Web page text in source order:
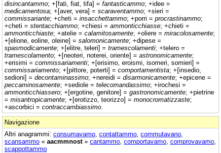
disincantammo; +[fati, fiat, tifa] = fantasticammo; +idee =
medicamentosa; +[aver, vera] = scaraventammo; +sieri =
commissariante; +cheti = insacchettammo; +porri = procrastinammo;
+cheti = stentacchiammo; +chiesi = ammonticchiasse; +chieti =
ammonticchiaste; +atelie = calamitosamente; +oliere = miracolosamente;
+[elione, eoline, oleine] = salomonicamente; +dipese =
spasmodicamente; +[elitre, teleri] = tramescolamenti; +telero =
tramescolamento; +[neoteri, noterei, oriente] = astronomicamente;
+erisimi = commissariamenti; +[erisimo, eroismi, isomeri, somieri] =
commissariamento; +[pittore, poterti] = comportamentista; +[insedio,
sedioni] = decontaminassimo; +nereidi = disarmonicamente; +epicene =
peccaminosamente; +sediole = telecomandassimo; +irochesi =
ammonticchiassero; +[ergotine, genitore] = gastronomicamente; +pietrine
= misantropicamente; +[erotizzo, teorizzo] = monocromatizzaste;
+ascorbici = contraccambiassimo
Navigazione
Altri anagrammi: consumavamo contattammo commutavano
scansammo « aacmmnost» cantammo comportavamo comprovavamo
scappottammo